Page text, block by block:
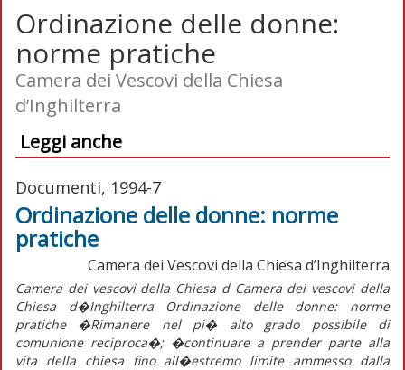
Ordinazione delle donne:
norme pratiche
Camera dei Vescovi della Chiesa
d’Inghilterra
Leggi anche
Documenti, 1994-7
Ordinazione delle donne: norme
pratiche
Camera dei Vescovi della Chiesa d’Inghilterra
Camera dei vescovi della Chiesa d Camera dei vescovi della
Chiesa d�Inghilterra Ordinazione delle donne: norme
pratiche �Rimanere nel pi� alto grado possibile di
comunione reciproca�; �continuare a prender parte alla
vita della chiesa fino all�estremo limite ammesso dalla